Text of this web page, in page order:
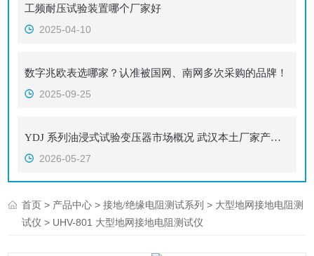
工频耐压试验装置哪个厂家好
2025-04-10
数字兆欧表选哪家？认准被国网、南网多次采购的品牌！
2025-09-25
YDJ 系列油浸式试验变压器市场概况 武汉本土厂家产品及服务详解
2026-05-27
首页 > 产品中心 >接地/绝缘电阻测试系列 > 大型地网接地电阻测
试仪 > UHV-801 大型地网接地电阻测试仪